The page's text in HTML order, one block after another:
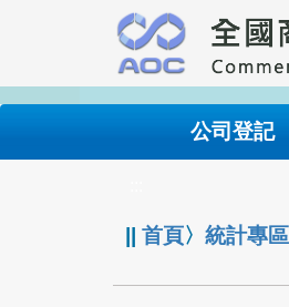
要
內
公司登記
||首頁〉統計專區